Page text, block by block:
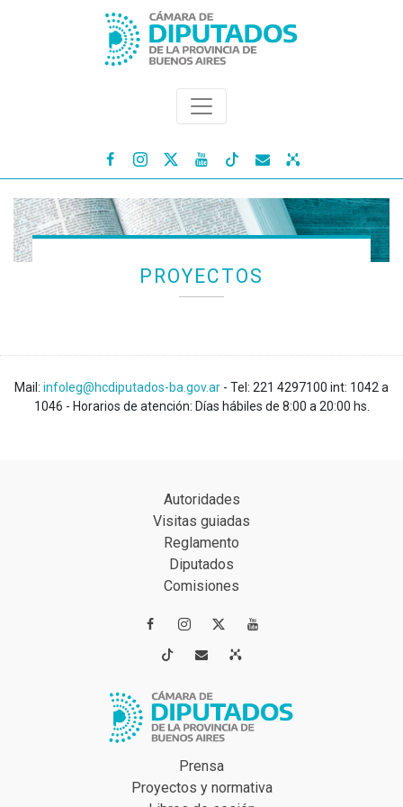
   
PROYECTOS
Mail: infoleg@hcdiputados-ba.gov.ar - Tel: 221 4297100 int: 1042 a
1046 - Horarios de atención: Días hábiles de 8:00 a 20:00 hs.
Autoridades
Visitas guiadas
Reglamento
Diputados
Comisiones
 
 
Prensa
Proyectos y normativa